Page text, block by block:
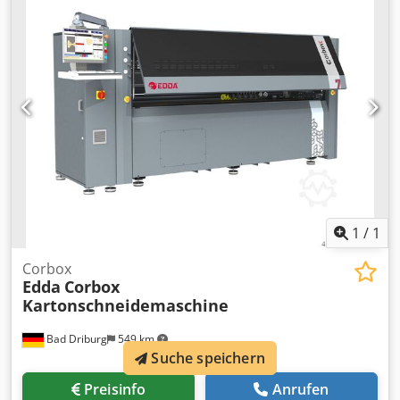
schreiben Sie mir gerne eine Nachricht oder rufen mich
1 / 1
Bad Driburg 549 km
Corbox
Edda Corbox
Kartonschneidemaschine
Preisinfo Anrufen
Suche speichern